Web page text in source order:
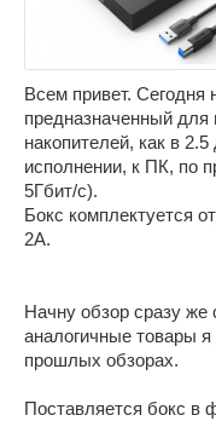
Всем привет. Сегодня
предназначенный
накопителей, как в
исполнении, к ПК, по
5Гбит/c).
Бокс комплектуется
2А.
Начну обзор сразу же
аналогичные товары
прошлых обзорах.
Поставляется бокс в